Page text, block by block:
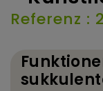
Referenz :